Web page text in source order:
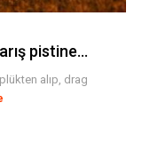
pistine…
alıp, drag